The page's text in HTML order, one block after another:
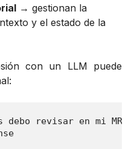
→ gestionan la
y el estado de la
con un LLM puede
debo revisar en mi